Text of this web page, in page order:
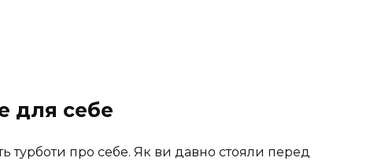
для себе
турботи про себе. Як ви давно стояли перед